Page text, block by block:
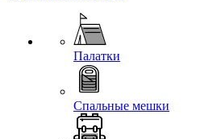
Палатки
Спальные мешки